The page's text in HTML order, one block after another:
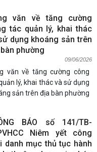
văn về tăng cường
tác quản lý, khai thác
dụng khoáng sản trên
phường
09/06/2026
văn về tăng cường công
lý, khai thác và sử dụng
sản trên địa bàn phường
BÁO số 141/TB-
Niêm yết công
danh mục thủ tục hành